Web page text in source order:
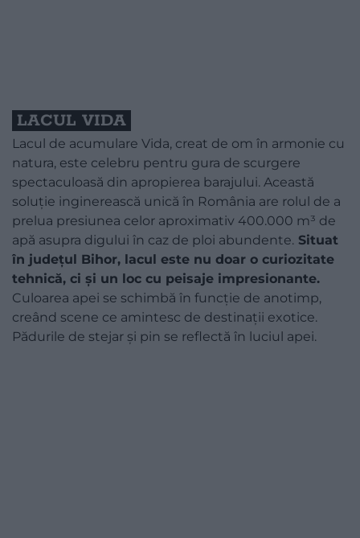
LACUL VIDA
Lacul de acumulare Vida, creat de om în armonie cu
natura, este celebru pentru gura de scurgere
spectaculoasă din apropierea barajului. Această
soluție inginerească unică în România are rolul de a
prelua presiunea celor aproximativ 400.000 m³ de
apă asupra digului în caz de ploi abundente. Situat
în județul Bihor, lacul este nu doar o curiozitate
tehnică, ci și un loc cu peisaje impresionante.
Culoarea apei se schimbă în funcție de anotimp,
creând scene ce amintesc de destinații exotice.
Pădurile de stejar și pin se reflectă în luciul apei.